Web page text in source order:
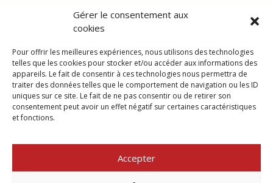
Gérer le consentement aux
cookies
Pour offrir les meilleures expériences, nous utilisons des technologies
telles que les cookies pour stocker et/ou accéder aux informations des
appareils. Le fait de consentir à ces technologies nous permettra de
traiter des données telles que le comportement de navigation ou les ID
uniques sur ce site. Le fait de ne pas consentir ou de retirer son
consentement peut avoir un effet négatif sur certaines caractéristiques
et fonctions.
Accepter
Accès professionnels
FAQ
Mentions légales
Politique de cookies (UE)
magasin Paris Store
Où nous trouver